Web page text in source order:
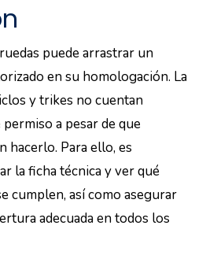
puede arrastrar un
en su homologación. La
y trikes no cuentan
a pesar de que
hacerlo. Para ello, es
la ficha técnica y ver qué
cumplen, así como asegurar
adecuada en todos los